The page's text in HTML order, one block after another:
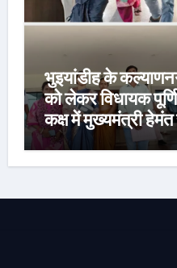
भुइयांडीह के
को लेकर विधायक
कक्ष में मुख्यमंत्री
कार्रवाई स्थगित
बस्तीवासी भी रहे